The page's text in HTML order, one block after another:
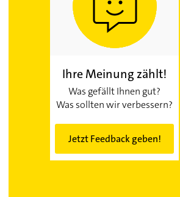
Ihre Meinung zählt!
Was gefällt Ihnen gut?
Was sollten wir verbessern?
Jetzt Feedback geben!